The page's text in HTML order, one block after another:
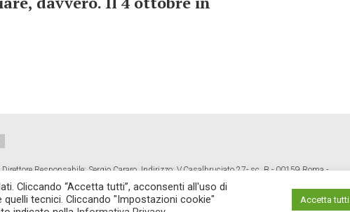
Responsabile: Sergio Cararo. Indirizzo: V.Casalbruciato 27- sc. B - 00159 Roma -
LINK CONSIGLIATI PRIVACY COOKIE POLICY
Cliccando “Accetta tutti”, acconsenti all'uso di
tecnici. Cliccando "Impostazioni cookie"
Accetta tutti